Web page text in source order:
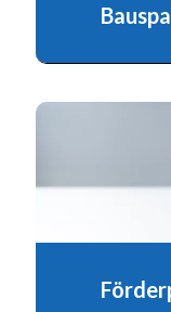
Hier finden
Der Staat